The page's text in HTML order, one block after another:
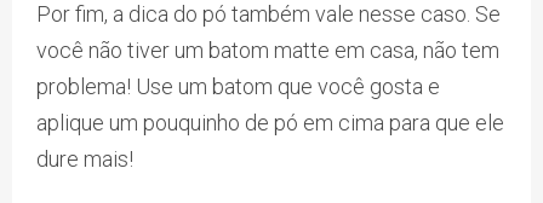
Por fim, a dica do pó também vale nesse caso. Se
você não tiver um batom matte em casa, não tem
problema! Use um batom que você gosta e
aplique um pouquinho de pó em cima para que ele
dure mais!